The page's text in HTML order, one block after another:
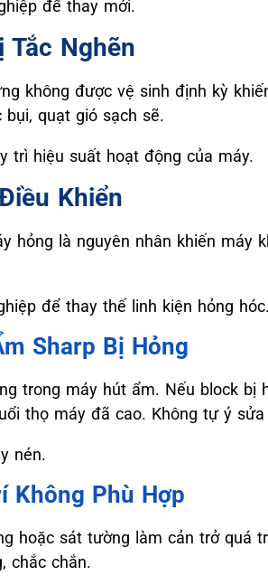
để thay mới.
Tắc Nghẽn
không được vệ sinh định kỳ
quạt gió sạch sẽ.
trì hiệu suất hoạt động của máy.
Khiển
hỏng là nguyên nhân khiến máy
để thay thế linh kiện hỏng hóc.
Sharp Bị Hỏng
trong máy hút ẩm. Nếu block bị
thọ máy đã cao. Không tự ý sửa
nén.
Không Phù Hợp
hoặc sát tường làm cản trở quá
chắc chắn.